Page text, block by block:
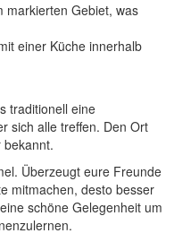
markierten Gebiet, was
einer Küche innerhalb
traditionell eine
sich alle treffen. Den Ort
bekannt.
Überzeugt eure Freunde
mitmachen, desto besser
schöne Gelegenheit um